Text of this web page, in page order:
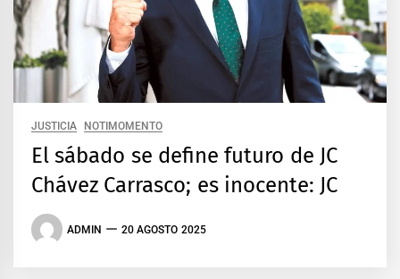
JUSTICIA NOTIMOMENTO
El sábado se define futuro de JC
Chávez Carrasco; es inocente: JC
ADMIN 20 AGOSTO 2025